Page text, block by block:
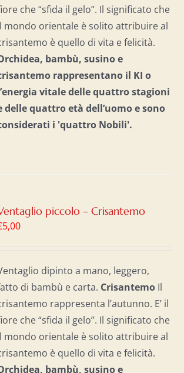
che “sfida il gelo”. Il significato che
mondo orientale è solito attribuire al
è quello di vita e felicità.
bambù, susino e
rappresentano il KI o
vitale delle quattro stagioni
delle quattro età dell’uomo esono
i 'quattro Nobili'.
piccolo – Crisantemo
5,00
dipinto a mano, leggero,
di bambù e carta. Crisantemo Il
rappresenta l’autunno. E’ il
che “sfida il gelo”. Il significato che
mondo orientale è solito attribuire al
è quello di vita e felicità.
bambù, susino e